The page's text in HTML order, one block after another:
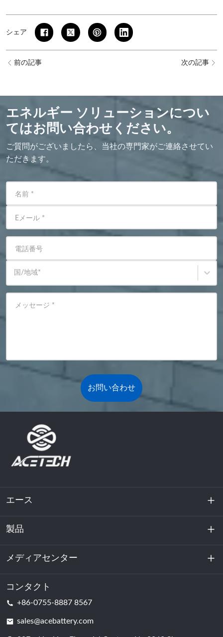
シェア
前の記事 次の記事
エネルギー ソリューションについ
てはお問い合わせください。
ご質問がございましたら、当社の専門家がご連絡させてい
ただきます。
名前 *
Eメール *
電話番号
国/地域*
メッセージ *
お問い合わせ
エース
私たちに関しては
持続可能性
製品
エネルギー貯蔵
データセンターおよびサーバー室
メディアセンター
ニュース
コンタクト
+86-0755-8887 8567
sales@acebattery.com